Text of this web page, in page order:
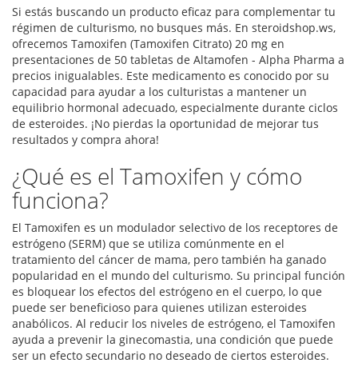
Si estás buscando un producto eficaz para complementar tu
régimen de culturismo, no busques más. En steroidshop.ws,
ofrecemos Tamoxifen (Tamoxifen Citrato) 20 mg en
presentaciones de 50 tabletas de Altamofen - Alpha Pharma a
precios inigualables. Este medicamento es conocido por su
capacidad para ayudar a los culturistas a mantener un
equilibrio hormonal adecuado, especialmente durante ciclos
de esteroides. ¡No pierdas la oportunidad de mejorar tus
resultados y compra ahora!
¿Qué es el Tamoxifen y cómo
funciona?
El Tamoxifen es un modulador selectivo de los receptores de
estrógeno (SERM) que se utiliza comúnmente en el
tratamiento del cáncer de mama, pero también ha ganado
popularidad en el mundo del culturismo. Su principal función
es bloquear los efectos del estrógeno en el cuerpo, lo que
puede ser beneficioso para quienes utilizan esteroides
anabólicos. Al reducir los niveles de estrógeno, el Tamoxifen
ayuda a prevenir la ginecomastia, una condición que puede
ser un efecto secundario no deseado de ciertos esteroides.